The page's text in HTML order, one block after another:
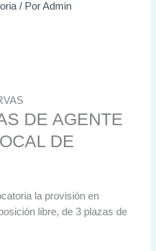
/ PorAdmin
DE AGENTE
DE
la provisión en
libre, de 3 plazas de